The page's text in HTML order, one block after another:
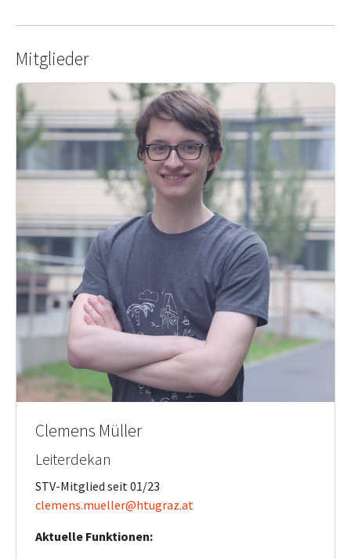
Mitglieder
Clemens Müller
Leiterdekan
STV-Mitglied seit 01/23
clemens.mueller@htugraz.at
Aktuelle Funktionen: